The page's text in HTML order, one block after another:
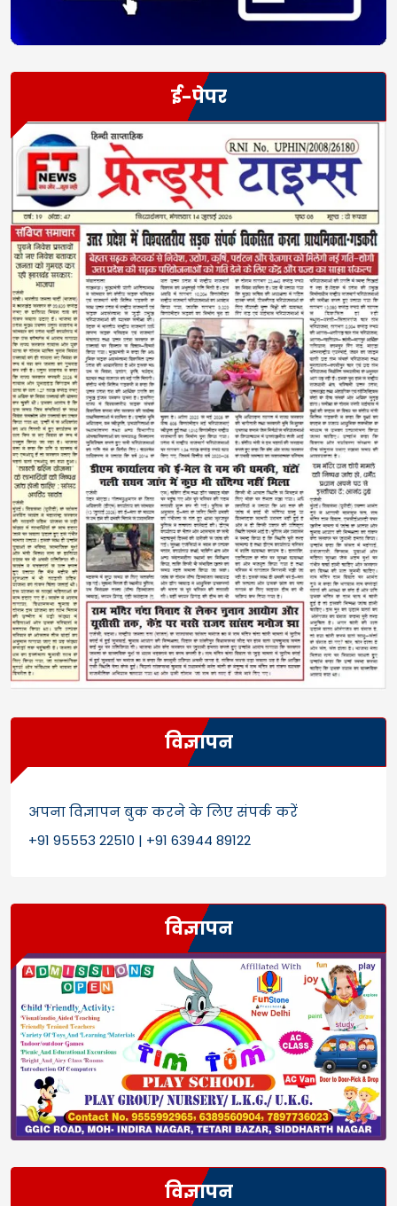
ई-पेपर
विज्ञापन
अपना विज्ञापन बुक करने के लिए संपर्क करें
+91 95553 22510 | +91 63944 89122
विज्ञापन
विज्ञापन